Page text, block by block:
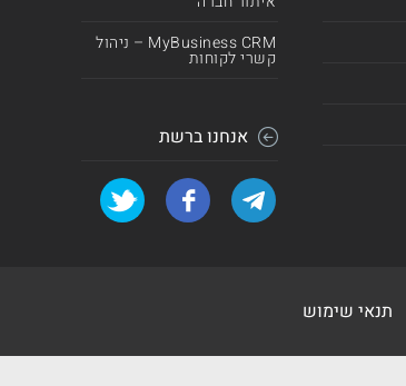
MyBusiness CRM – ניהול
קשרי לקוחות
אנחנו ברשת
תנאי שימוש